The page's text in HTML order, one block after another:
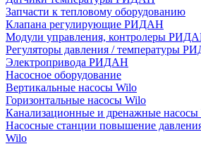
Запчасти к тепловому оборудованию
Клапана регулирующие РИДАН
Модули управления, контролеры
Регуляторы давления / температуры
Электропривода РИДАН
Насосное оборудование
Вертикальные насосы Wilo
Горизонтальные насосы Wilo
Канализационные и дренажные насосы
Насосные станции повышение
Wilo